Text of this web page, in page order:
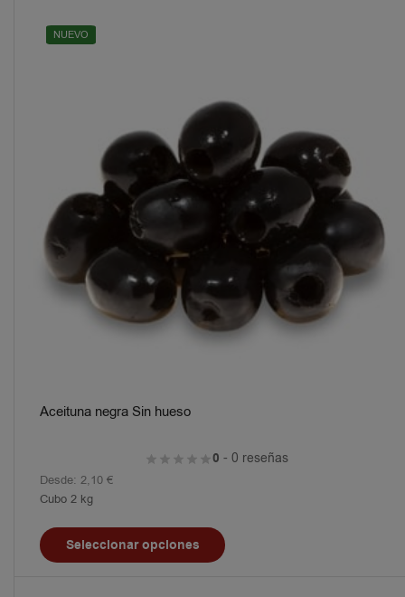
NUEVO
Aceituna negra Sin hueso
0 - 0 reseñas
Desde: 2,10 €
Cubo 2 kg
Seleccionar opciones